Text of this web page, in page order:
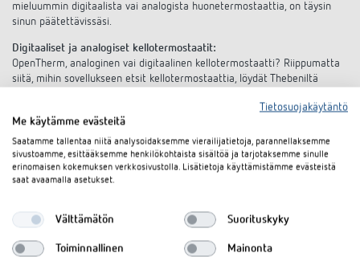
mieluummin digitaalista vai analogista huonetermostaattia, on täysin
sinun päätettävissäsi.
Digitaaliset ja analogiset kellotermostaatit:
OpenTherm, analoginen vai digitaalinen kellotermostaatti? Riippumatta
siitä, mihin sovellukseen etsit kellotermostaattia, löydät Thebeniltä
ohjatusti. Esiasennettuja lämpötilaprofiileja voidaan säätää nopeasti ja
helposti digitaalisten kellotermostaattien tekstinäytön avulla. Lisäksi
joidenkin yksiköiden toimintoja voi ohjata kätevästi ilmaisella
sovelluksella. Olipa kyseessä lämpöpumppu, lattialämmitys tai patterit -
niitä kaikkia voidaan ohjata RAMSES-kellotermostaateilla. Analogisten
kellotermostaattien avulla voit säätää päivä- tai viikko-ohjelmaa
Theben analogiset kellotermostaatit ohjaavat myös lämpöpumppuja,
lattialämmitysjärjestelmiä tai termisiä toimilaitteita kätevästi ja
energiaa säästävästi relekontaktin kautta.
Tietosuojakäytäntö
Me käytämme evästeitä
Saatamme tallentaa niitä analysoidaksemme vierailijatietoja, parannellaksemme
sivustoamme, esittääksemme henkilökohtaista sisältöä ja tarjotaksemme sinulle
erinomaisen kokemuksen verkkosivustolla. Lisätietoja käyttämistämme evästeistä
saat avaamalla asetukset.
Välttämätön Suorituskyky
Toiminnallinen Mainonta